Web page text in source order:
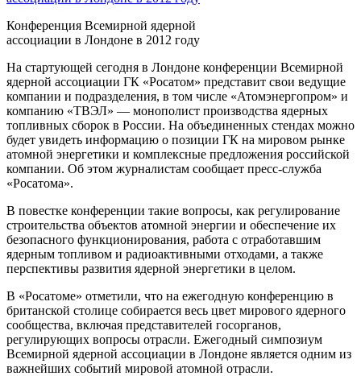
Конференция Всемирной ядерной
ассоциации в Лондоне в 2012 году
На стартующей сегодня в Лондоне конференции Всемирной
ядерной ассоциации ГК «Росатом» представит свои ведущие
компании и подразделения, в том числе «Атомэнергопром» и
компанию «ТВЭЛ» — монополист производства ядерных
топливных сборок в России. На объединенных стендах можно
будет увидеть информацию о позиции ГК на мировом рынке
атомной энергетики и комплексные предложения российской
компании. Об этом журналистам сообщает пресс-служба
«Росатома».
В повестке конференции такие вопросы, как регулирование
строительства объектов атомной энергии и обеспечение их
безопасного функционирования, работа с отработавшим
ядерным топливом и радиоактивными отходами, а также
перспективы развития ядерной энергетики в целом.
В «Росатоме» отметили, что на ежегодную конференцию в
британской столице собирается весь цвет мирового ядерного
сообщества, включая представителей госорганов,
регулирующих вопросы отрасли. Ежегодный симпозиум
Всемирной ядерной ассоциации в Лондоне является одним из
важнейших событий мировой атомной отрасли.